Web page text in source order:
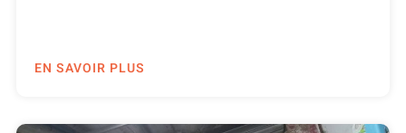
EN SAVOIR PLUS